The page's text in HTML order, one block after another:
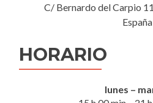
C/ Bernardo del Carpio
España
HORARIO
lunes –